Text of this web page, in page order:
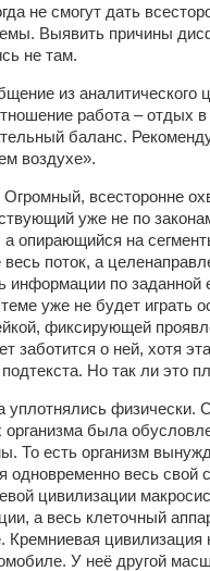
не смогут дать
Выявить причины
не там.
из аналитического
работа – отдых в
баланс.
воздухе».
всесторонне
уже не по
а опирающийся на
поток, а
информации по заданной
уже не будет играть
фиксирующей
заботится о ней, хотя
подтекста. Но так ли это
уплотнялись физически.
организма была
То есть организм
одновременно весь свой
цивилизации
а весь клеточный
Кремниевая цивилизация
У неё другой